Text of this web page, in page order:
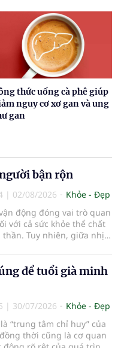
thức uống cà phê giúp
nguy cơ xơ gan và ung
gan
bận rộn
| 02/08/2026
Khỏe - Đẹp
động đóng vai trò quan
với cả sức khỏe thể chất
thần. Tuy nhiên, giữa nhịp
hoạt động tập luyện
trở thành một thách thức
để tuổi già minh
| 30/07/2026
Khỏe - Đẹp
“trung tâm chỉ huy” của
thời cũng là cơ quan